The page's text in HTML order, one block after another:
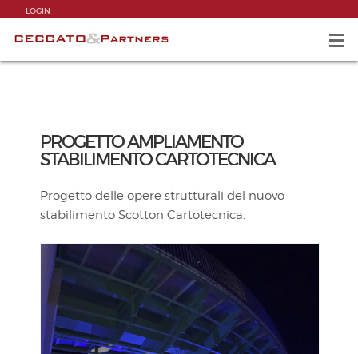
LOGIN
PROGETTO AMPLIAMENTO
STABILIMENTO CARTOTECNICA
Progetto delle opere strutturali del nuovo
stabilimento Scotton Cartotecnica.